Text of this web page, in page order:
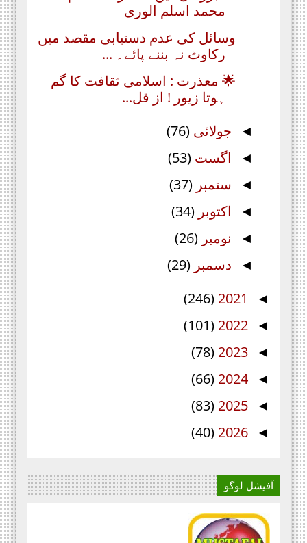
محمد اسلم الوری
وسائل کی عدم دستیابی مقصد میں
رکاوٹ نہ بننے پائے۔ ...
🌟 معذرت : اسلامی ثقافت کا گم
ہوتا زیور ! از قل...
◄ جولائی (76)
◄ اگست (53)
◄ ستمبر (37)
◄ اکتوبر (34)
◄ نومبر (26)
◄ دسمبر (29)
◄
2021
(246)
◄
2022
(101)
◄
2023
(78)
◄
2024
(66)
◄
2025
(83)
◄
2026
(40)
آفیشل لوگو